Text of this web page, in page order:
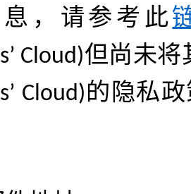
，请参考此
Cloud)但尚未将
Cloud)的隐私